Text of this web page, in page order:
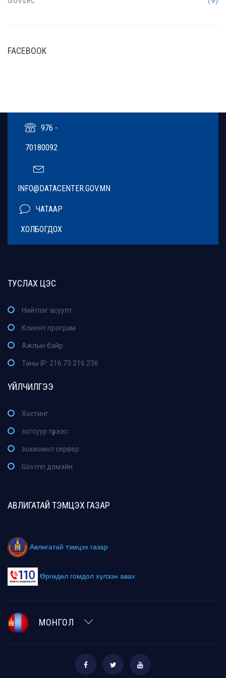
FACEBOOK
976 -
70180092
INFO@DATACENTER.GOV.MN
ЧАТААР
ХОЛБОГДОХ
ТУСЛАХ ЦЭС
Нийтлэг асуулт
Клиент програм
Ажлын байр
Таны IP: 216.73.216.236
ҮЙЛЧИЛГЭЭ
Хостинг
зогсуур түрээс
зохиомол сервер
Gov.mn домэйн
АВЛИГАТАЙ ТЭМЦЭХ ГАЗАР
Авлигатай тэмцэх газар
Өргөдөл гомдол хүлээн авах
МОНГОЛ